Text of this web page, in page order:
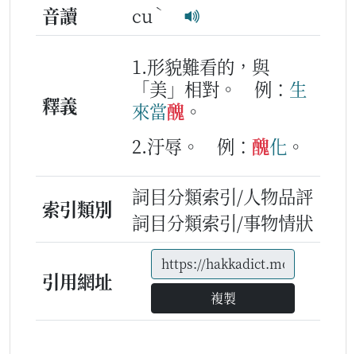
音讀 cu ˋ
釋義
1.形貌難看的，與
「美」相對。
例： 生
來當醜 。
2.汙辱。
例： 醜化 。
索引類別
詞目分類索引/人物品評
詞目分類索引/事物情狀
引用網址
複製